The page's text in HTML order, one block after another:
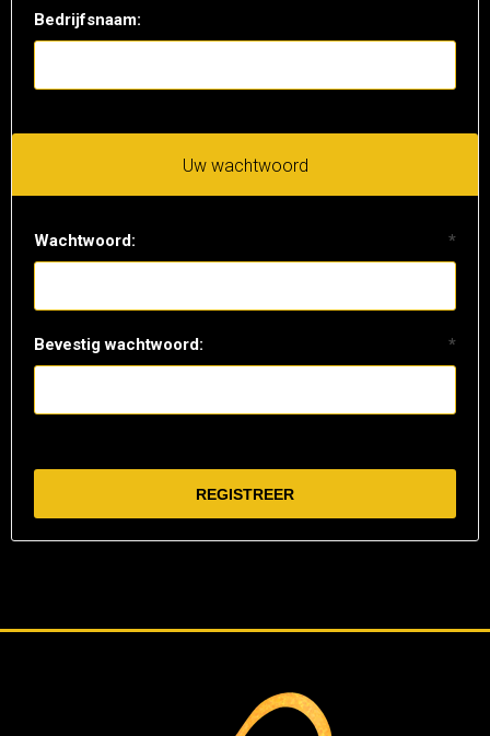
Bedrijfsnaam:
Uw wachtwoord
Wachtwoord: *
Bevestig wachtwoord: *